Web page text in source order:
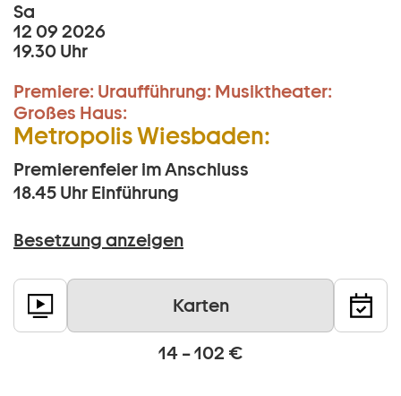
Sa
12 09 2026
19.30 Uhr
Premiere: Uraufführung: Musiktheater:
Großes Haus:
Metropolis Wiesbaden:
Premierenfeier im Anschluss
18.45 Uhr Einführung
Besetzung anzeigen
Karten
14 – 102 €